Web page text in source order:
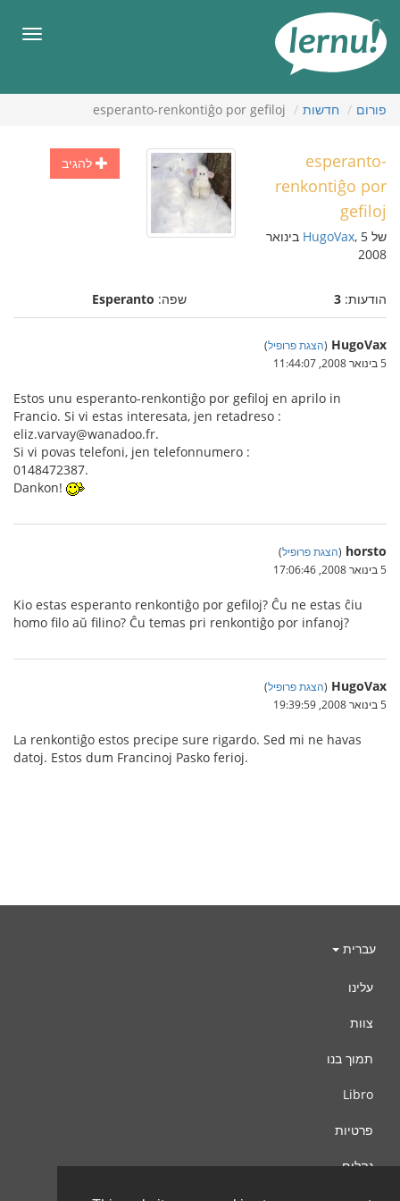
העניינים
פורום חדשות esperanto-renkontiĝo por gefiloj
להגיב
esperanto-
renkontiĝo por
gefiloj
של HugoVax , 5 בינואר
2008
הודעות: 3 שפה: Esperanto
HugoVax
(הצגת פרופיל)
5 בינואר 2008, 11:44:07
Estos unu esperanto-renkontiĝo por gefiloj en aprilo in
Francio. Si vi estas interesata, jen retadreso :
eliz.varvay@wanadoo.fr.
Si vi povas telefoni, jen telefonnumero :
0148472387.
Dankon!
horsto
(הצגת פרופיל)
5 בינואר 2008, 17:06:46
Kio estas esperanto renkontiĝo por gefiloj? Ĉu ne estas ĉiu
homo filo aŭ filino? Ĉu temas pri renkontiĝo por infanoj?
HugoVax
(הצגת פרופיל)
5 בינואר 2008, 19:39:59
La renkontiĝo estos precipe sure rigardo. Sed mi ne havas
datoj. Estos dum Francinoj Pasko ferioj.
עברית
עלינו
צוות
תמוך בנו
Libro
פרטיות
נהלים